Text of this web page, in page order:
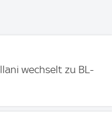
wechselt zu BL-